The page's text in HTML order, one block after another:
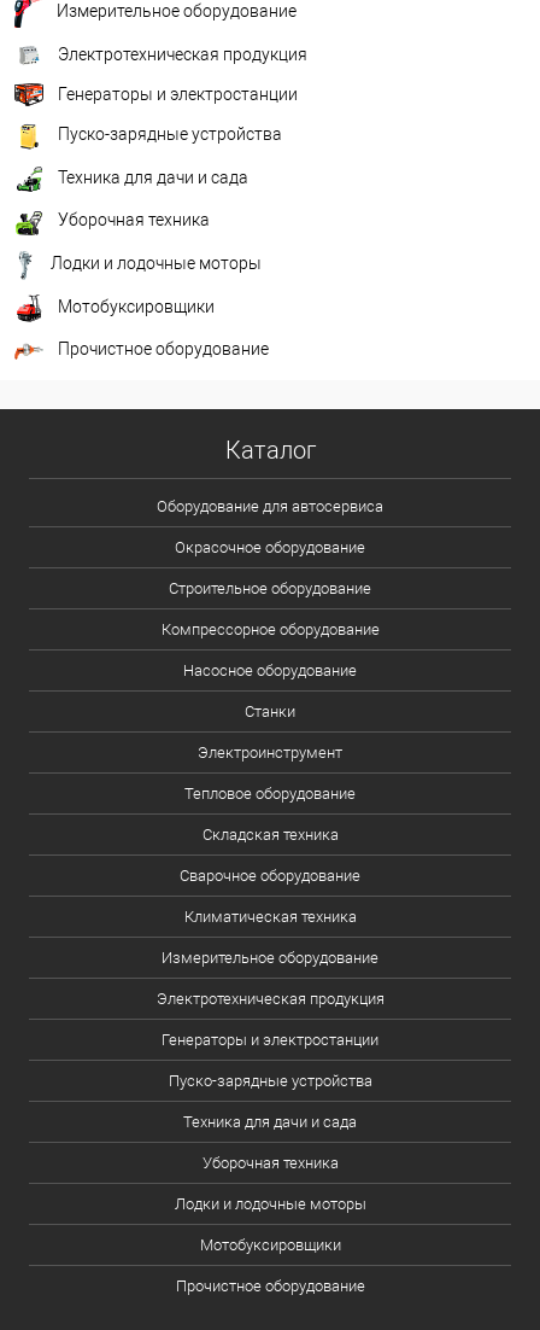
Измерительное оборудование
Электротехническая продукция
Генераторы и электростанции
Пуско-зарядные устройства
Техника для дачи и сада
Уборочная техника
Лодки и лодочные моторы
Мотобуксировщики
Прочистное оборудование
Каталог
Оборудование для автосервиса
Окрасочное оборудование
Строительное оборудование
Компрессорное оборудование
Насосное оборудование
Станки
Электроинструмент
Тепловое оборудование
Складская техника
Сварочное оборудование
Климатическая техника
Измерительное оборудование
Электротехническая продукция
Генераторы и электростанции
Пуско-зарядные устройства
Техника для дачи и сада
Уборочная техника
Лодки и лодочные моторы
Мотобуксировщики
Прочистное оборудование